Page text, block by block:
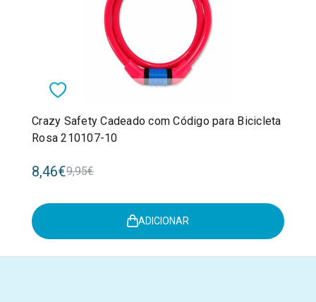
Crazy Safety Cadeado com Código para Bicicleta
Rosa 210107-10
8,46€9,95€
ADICIONAR